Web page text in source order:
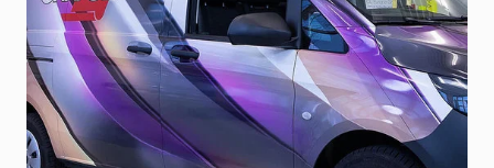
<strong>Suositellut laminaatit</strong> <a
href="https://www.signcom.fi/product/oraguard-
290">Oraguard 290</a> </td> </tr> </tbody>
</table>